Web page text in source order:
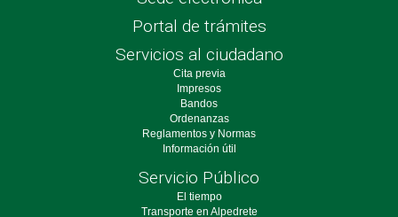
Portal de trámites
Servicios al ciudadano
Cita previa
Impresos
Bandos
Ordenanzas
Reglamentos y Normas
Información útil
Servicio Público
El tiempo
Transporte en Alpedrete